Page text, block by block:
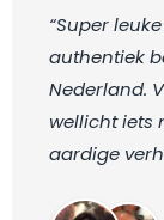
“Super
authentiek
Nederland.
wellicht iets
aardige